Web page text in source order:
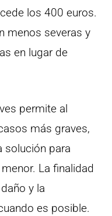
los 400 euros.
menos severas y
en lugar de
permite al
más graves,
solución para
La finalidad
y la
es posible.